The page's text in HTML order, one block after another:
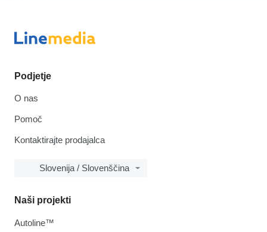
Podjetje
O nas
Pomoč
Kontaktirajte prodajalca
Slovenija / Slovenščina
Naši projekti
Autoline™